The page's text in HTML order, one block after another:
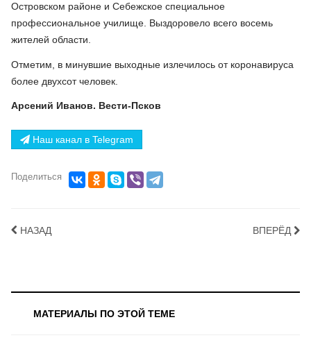
Островском районе и Себежское специальное
профессиональное училище. Выздоровело всего восемь
жителей области.
Отметим, в минувшие выходные излечилось от коронавируса
более двухсот человек.
Арсений Иванов. Вести-Псков
Наш канал в Telegram
Поделиться
НАЗАД ВПЕРЁД
МАТЕРИАЛЫ ПО ЭТОЙ ТЕМЕ